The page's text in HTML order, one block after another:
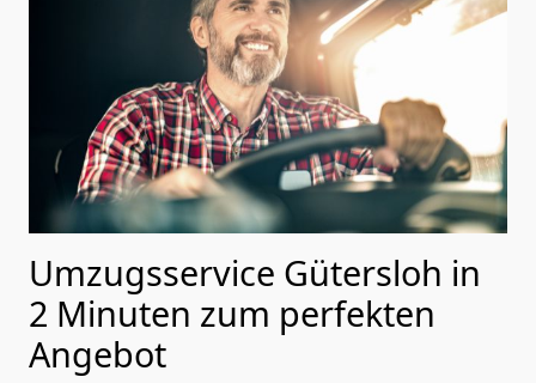
Umzugsservice Gütersloh in
2 Minuten zum perfekten
Angebot